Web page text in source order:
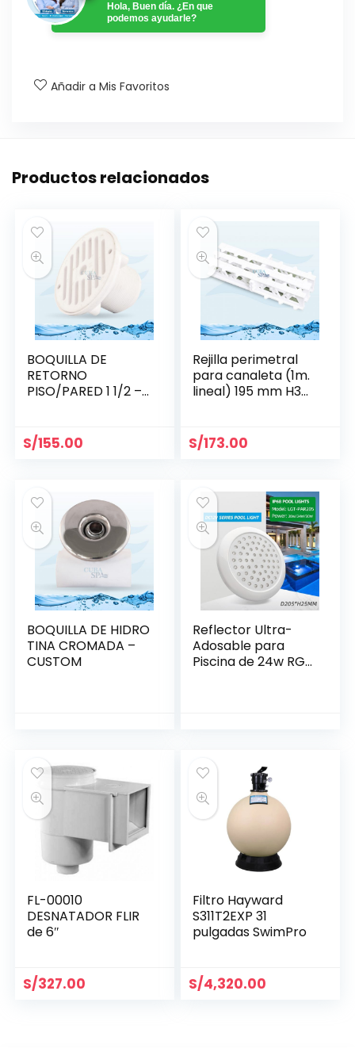
Hola, Buen día. ¿En que
podemos ayudarle?
Añadir a Mis Favoritos
Productos relacionados
BOQUILLA DE
RETORNO
PISO/PARED 1 1/2 –
S/155.00
Rejilla perimetral
para canaleta (1m.
lineal) 195 mm H35
S/173.00
BOQUILLA DE HIDRO
TINA CROMADA –
CUSTOM
Reflector Ultra-
Adosable para
Piscina de 24w RGB
FL-00010
DESNATADOR FLIR
de 6″
S/327.00
Filtro Hayward
S311T2EXP 31
pulgadas SwimPro
S/4,320.00